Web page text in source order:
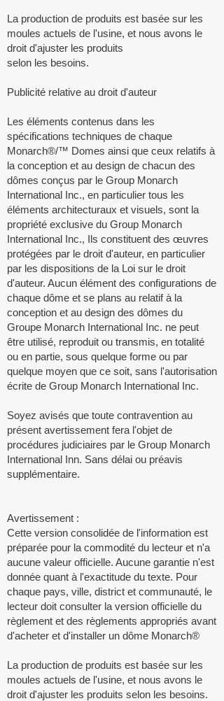
La production de produits est basée sur les
moules actuels de l'usine, et nous avons le
droit d'ajuster les produits
selon les besoins.
Publicité relative au droit d'auteur
Les éléments contenus dans les
spécifications techniques de chaque
Monarch®/™ Domes ainsi que ceux relatifs à
la conception et au design de chacun des
dômes conçus par le Group Monarch
International Inc., en particulier tous les
éléments architecturaux et visuels, sont la
propriété exclusive du Group Monarch
International Inc., Ils constituent des œuvres
protégées par le droit d'auteur, en particulier
par les dispositions de la Loi sur le droit
d'auteur. Aucun élément des configurations de
chaque dôme et se plans au relatif à la
conception et au design des dômes du
Groupe Monarch International Inc. ne peut
être utilisé, reproduit ou transmis, en totalité
ou en partie, sous quelque forme ou par
quelque moyen que ce soit, sans l'autorisation
écrite de Group Monarch International Inc.
Soyez avisés que toute contravention au
présent avertissement fera l'objet de
procédures judiciaires par le Group Monarch
International Inn. Sans délai ou préavis
supplémentaire.
Avertissement :
Cette version consolidée de l'information est
préparée pour la commodité du lecteur et n'a
aucune valeur officielle. Aucune garantie n'est
donnée quant à l'exactitude du texte. Pour
chaque pays, ville, district et communauté, le
lecteur doit consulter la version officielle du
règlement et des règlements appropriés avant
d'acheter et d'installer un dôme Monarch®
La production de produits est basée sur les
moules actuels de l'usine, et nous avons le
droit d'ajuster les produits selon les besoins.